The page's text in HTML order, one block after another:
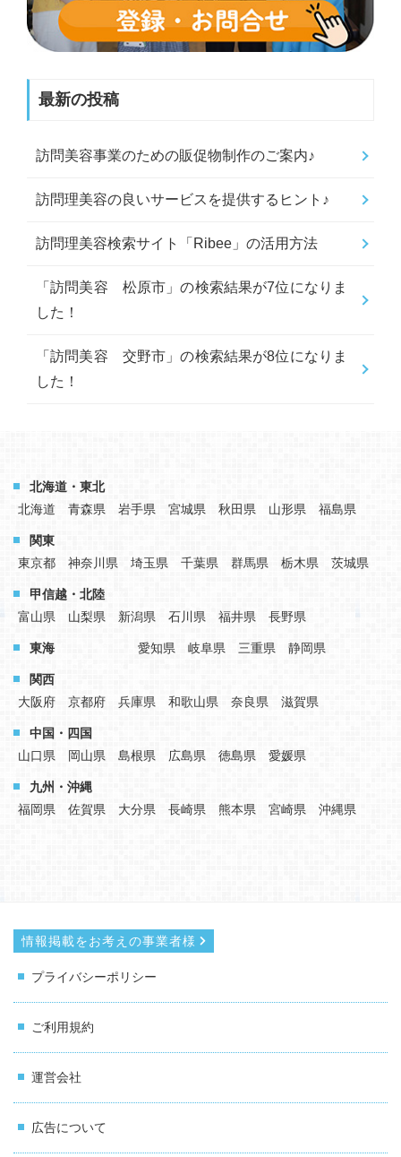
最新の投稿
訪問美容事業のための販促物制作のご案内♪
訪問理美容の良いサービスを提供するヒント♪
訪問理美容検索サイト「Ribee」の活用方法
「訪問美容 松原市」の検索結果が7位になりま
した！
「訪問美容 交野市」の検索結果が8位になりま
した！
北海道・東北
北海道
青森県 岩手県 宮城県 秋田県 山形県 福島県
関東
東京都
神奈川県 埼玉県 千葉県 群馬県 栃木県 茨城県
甲信越・北陸
富山県
山梨県 新潟県 石川県 福井県 長野県
東海 愛知県 岐阜県 三重県 静岡県
関西
大阪府
京都府 兵庫県 和歌山県 奈良県 滋賀県
中国・四国
山口県
岡山県 島根県 広島県 徳島県 愛媛県
九州・沖縄
福岡県
佐賀県 大分県 長崎県 熊本県 宮崎県 沖縄県
情報掲載をお考えの事業者様
プライバシーポリシー
ご利用規約
運営会社
広告について